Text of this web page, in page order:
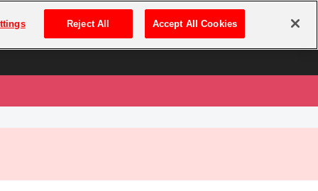
ログイン・新規登録
Reject All Accept All Cookies